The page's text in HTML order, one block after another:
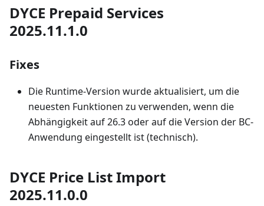
DYCE Prepaid Services
2025.11.1.0
Fixes
Die Runtime-Version wurde aktualisiert, um die
neuesten Funktionen zu verwenden, wenn die
Abhängigkeit auf 26.3 oder auf die Version der BC-
Anwendung eingestellt ist (technisch).
DYCE Price List Import
2025.11.0.0